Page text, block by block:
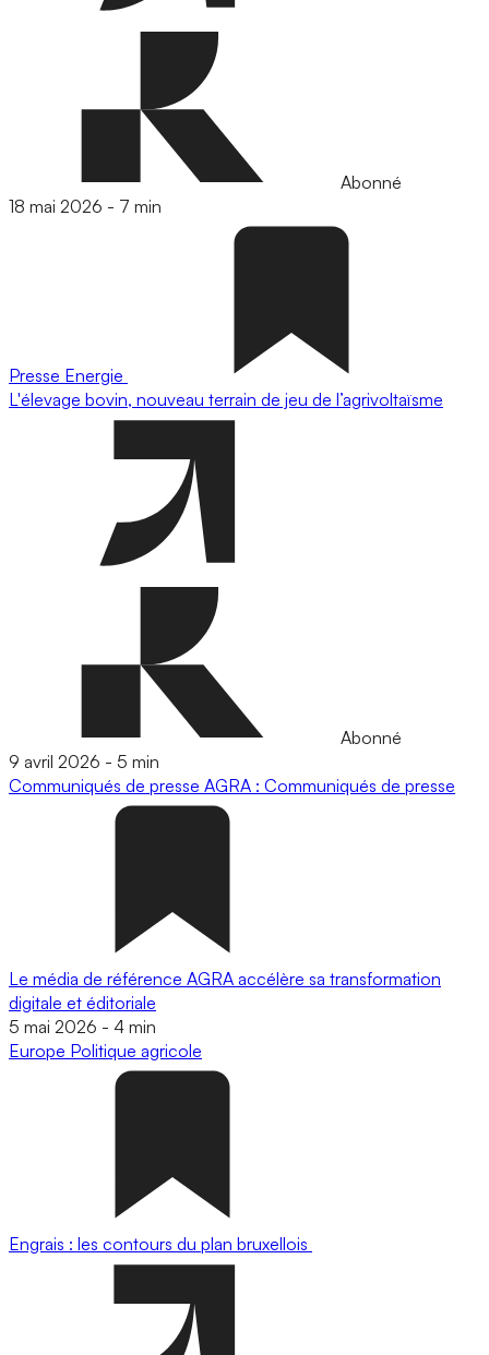
Abonné
18 mai 2026 - 7 min
Presse Energie
L'élevage bovin, nouveau terrain de jeu de l’agrivoltaïsme
Abonné
9 avril 2026 - 5 min
Communiqués de presse AGRA : Communiqués de presse
Le média de référence AGRA accélère sa transformation
digitale et éditoriale
5 mai 2026 - 4 min
Europe Politique agricole
Engrais : les contours du plan bruxellois